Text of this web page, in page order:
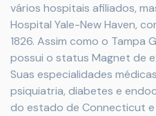
vários hospitais afiliados,
Hospital Yale-New Haven,
1826. Assim como o Tampa
possui o status Magnet de
Suas especialidades
psiquiatria, diabetes e
do estado de Connecticut